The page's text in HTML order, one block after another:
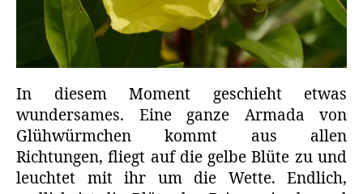
In diesem Moment geschieht etwas
wundersames. Eine ganze Armada von
Glühwürmchen kommt aus allen
Richtungen, fliegt auf die gelbe Blüte zu und
leuchtet mit ihr um die Wette. Endlich,